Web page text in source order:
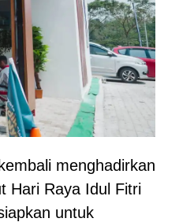
menghadirkan
Hari Raya Idul Fitri
untuk